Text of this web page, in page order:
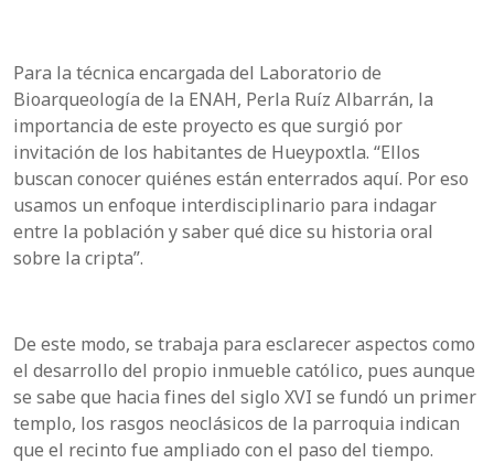
Para la técnica encargada del Laboratorio de
Bioarqueología de la ENAH, Perla Ruíz Albarrán, la
importancia de este proyecto es que surgió por
invitación de los habitantes de Hueypoxtla. “Ellos
buscan conocer quiénes están enterrados aquí. Por eso
usamos un enfoque interdisciplinario para indagar
entre la población y saber qué dice su historia oral
sobre la cripta”.
De este modo, se trabaja para esclarecer aspectos como
el desarrollo del propio inmueble católico, pues aunque
se sabe que hacia fines del siglo XVI se fundó un primer
templo, los rasgos neoclásicos de la parroquia indican
que el recinto fue ampliado con el paso del tiempo.